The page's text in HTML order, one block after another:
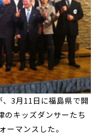
3月11日に福島県で開
のキッズダンサーたち
ーマンスした。